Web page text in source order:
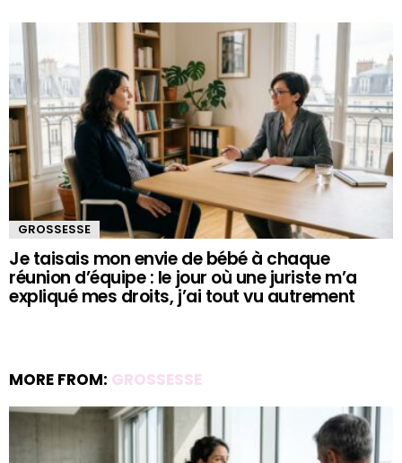
GROSSESSE
Je taisais mon envie de bébé à chaque
réunion d’équipe : le jour où une juriste m’a
expliqué mes droits, j’ai tout vu autrement
MORE FROM: GROSSESSE